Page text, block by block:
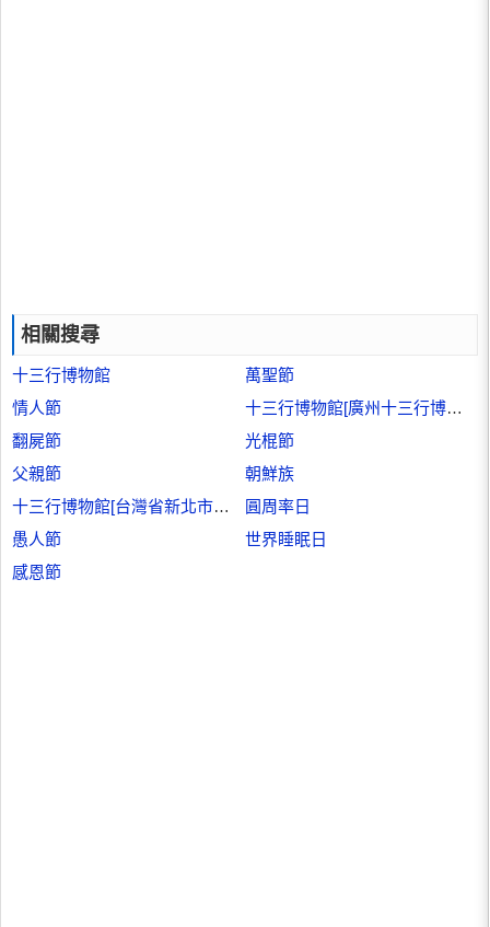
相關搜尋
十三行博物館
萬聖節
情人節
十三行博物館[廣州十三行博物館]
翻屍節
光棍節
父親節
朝鮮族
十三行博物館[台灣省新北市十三行博物館]
圓周率日
愚人節
世界睡眠日
感恩節